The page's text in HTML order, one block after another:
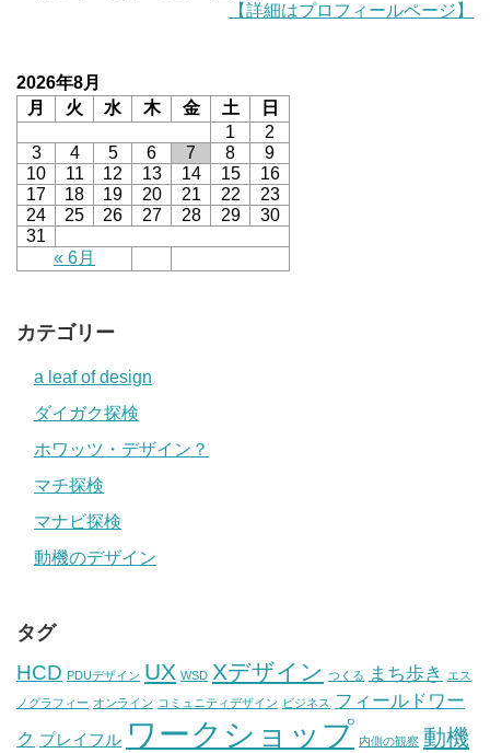
【詳細はプロフィールページ】
2026年8月
月
火 水 木 金 土 日
« 6月
1
2
3
4 5 6 7 8
9
10
11 12 13 14 15
16
17
18 19 20 21 22
23
24
25 26 27 28 29
30
31
カテゴリー
a leaf of design
ダイガク探検
ホワッツ・デザイン？
マチ探検
マナビ探検
動機のデザイン
タグ
HCD PDUデザイン UX WSD Xデザイン つくる まち歩き エス
ノグラフィー オンライン コミュニティデザイン ビジネス フィールドワー
ク プレイフル ワークショップ 内側の観察 動機